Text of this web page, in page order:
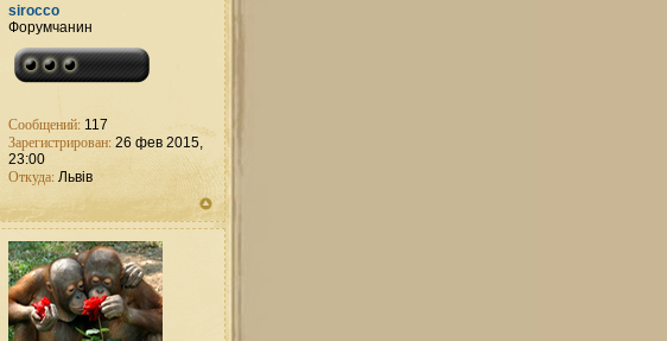
sirocco
Форумчанин
Сообщений: 117
Зарегистрирован: 26 фев 2015,
23:00
Откуда: Львів